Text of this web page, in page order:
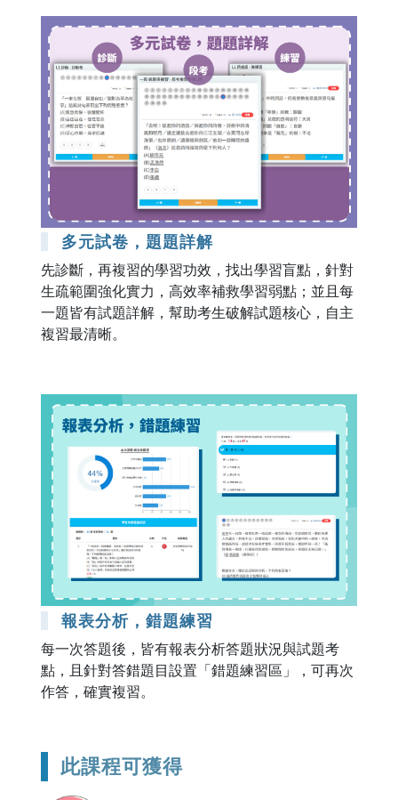
多元試卷，題題詳解
先診斷，再複習的學習功效，找出學習盲點，針對
生疏範圍強化實力，高效率補救學習弱點；並且每
一題皆有試題詳解，幫助考生破解試題核心，自主
複習最清晰。
報表分析，錯題練習
每一次答題後，皆有報表分析答題狀況與試題考
點，且針對答錯題目設置「錯題練習區」，可再次
作答，確實複習。
此課程可獲得